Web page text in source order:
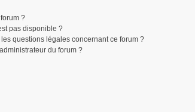
?
pas disponible ?
questions légales concernant ce forum ?
du forum ?